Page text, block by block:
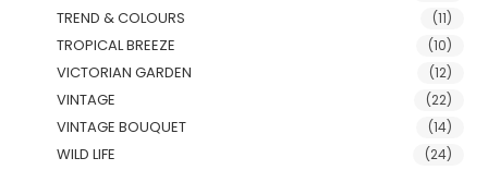
TREND & COLOURS (11)
TROPICAL BREEZE (10)
VICTORIAN GARDEN (12)
VINTAGE (22)
VINTAGE BOUQUET (14)
WILD LIFE (24)